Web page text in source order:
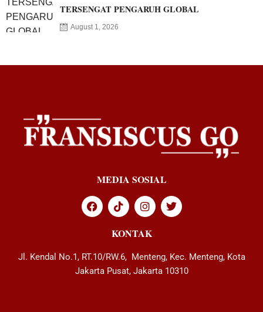
TERSENGAT PENGARUH GLOBAL
August 1, 2026
MEDIA SOSIAL
KONTAK
Jl. Kendal No.1, RT.10/RW.6, Menteng, Kec. Menteng, Kota
Jakarta Pusat, Jakarta 10310